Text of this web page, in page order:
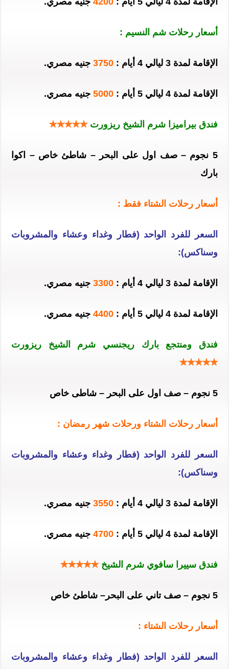
أسعار رحلات شم النسيم :
الإقامة لمدة 3 ليالي 4 أيام : 3750 جنيه مصري.
الإقامة لمدة 4 ليالي 5 أيام : 5000 جنيه مصري.
فندق بيراميزا شرم الشيخ ريزورت ✯✯✯✯✯
5 نجوم – صف اول على البحر – شاطئ خاص – اكوا
بارك
أسعار رحلات الشتاء فقط :
السعر للفرد الواحد (فطار وغداء وعشاء والمشروبات
وسناكس):
الإقامة لمدة 3 ليالي 4 أيام : 3300 جنيه مصري.
الإقامة لمدة 4 ليالي 5 أيام : 4400 جنيه مصري.
فندق ومنتجع بارك ريجنسي شرم الشيخ ريزورت
✯✯✯✯✯
5 نجوم – صف اول على البحر – شاطى خاص
أسعار رحلات الشتاء ورحلات شهر رمضان :
السعر للفرد الواحد (فطار وغداء وعشاء والمشروبات
وسناكس):
الإقامة لمدة 3 ليالي 4 أيام : 3550 جنيه مصري.
الإقامة لمدة 4 ليالي 5 أيام : 4700 جنيه مصري.
فندق سييرا سافوي شرم الشيخ ✯✯✯✯✯
5 نجوم – صف تاني على البحر– شاطئ خاص
أسعار رحلات الشتاء :
السعر للفرد الواحد (فطار وغداء وعشاء والمشروبات